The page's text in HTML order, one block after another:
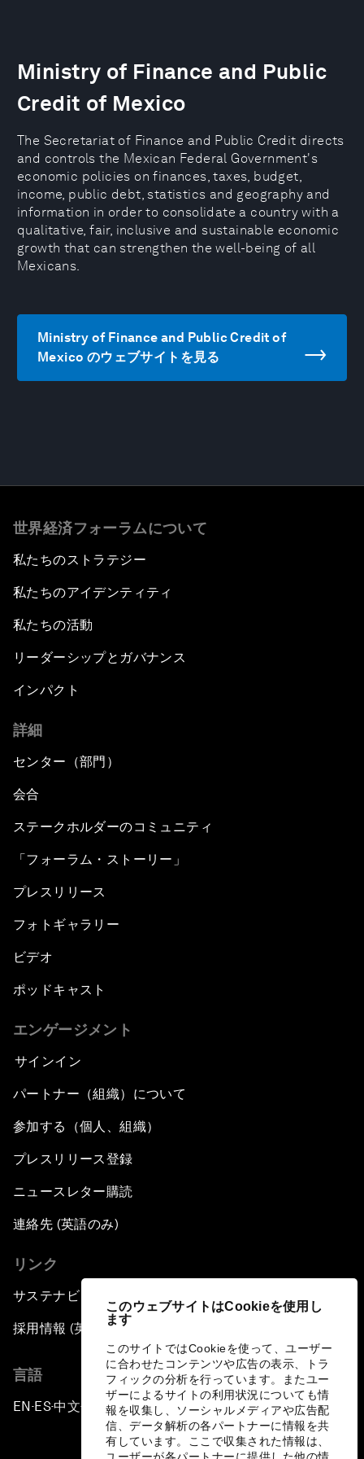
このウェブサイトはCookieを使用し
ます
このサイトではCookieを使って、ユーザー
に合わせたコンテンツや広告の表示、トラ
フィックの分析を行っています。またユー
ザーによるサイトの利用状況についても情
報を収集し、ソーシャルメディアや広告配
信、データ解析の各パートナーに情報を共
有しています。ここで収集された情報は、
Ministry of Finance and Public
Credit of Mexico
The Secretariat of Finance and Public Credit directs
and controls the Mexican Federal Government's
economic policies on finances, taxes, budget,
income, public debt, statistics and geography and
information in order to consolidate a country with a
qualitative, fair, inclusive and sustainable economic
growth that can strengthen the well-being of all
Mexicans.
Ministry of Finance and Public Credit of
Mexico のウェブサイトを見る
世界経済フォーラムについて
私たちのストラテジー
私たちのアイデンティティ
私たちの活動
リーダーシップとガバナンス
インパクト
詳細
センター（部門）
会合
ステークホルダーのコミュニティ
「フォーラム・ストーリー」
プレスリリース
フォトギャラリー
ビデオ
ポッドキャスト
エンゲージメント
サインイン
パートナー（組織）について
参加する（個人、組織）
プレスリリース登録
ニュースレター購読
連絡先 (英語のみ)
リンク
サステナビリティへの取り組み
採用情報 (英語のみ)
言語
EN ▪ES▪中文▪ 日本語